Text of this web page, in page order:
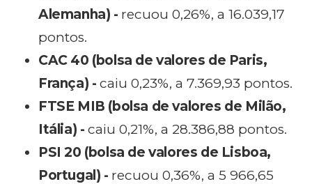
Alemanha) - recuou 0,26%, a 16.039,17
pontos.
CAC 40 (bolsa de valores de Paris,
França) - caiu 0,23%, a 7.369,93 pontos.
FTSE MIB (bolsa de valores de Milão,
Itália) - caiu 0,21%, a 28.386,88 pontos.
PSI 20 (bolsa de valores de Lisboa,
Portugal) - recuou 0,36%, a 5 966,65